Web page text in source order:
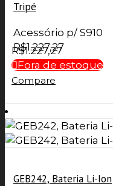
Tripé
Acessório p/ S910
R$1.227,27
R$1.227,27
Fora de estoque
Compare
GEB242, Bateria Li-Ion